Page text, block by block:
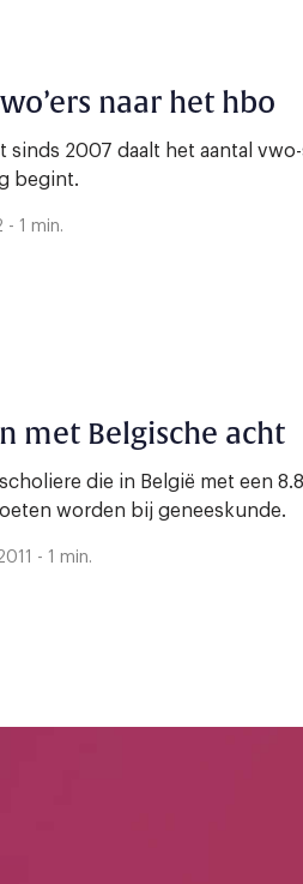
naar het hbo
sinds 2007 daalt het aantal
begint.
- 1 min.
met Belgische acht
die in België met een
worden bij geneeskunde.
- 1 min.